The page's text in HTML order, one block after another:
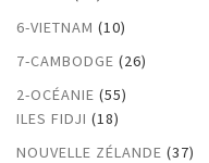
6-VIETNAM (10)
7-CAMBODGE (26)
2-OCÉANIE (55)
ILES FIDJI (18)
NOUVELLE ZÉLANDE (37)